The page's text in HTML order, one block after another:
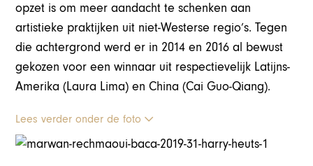
opzet is om meer aandacht te schenken aan
artistieke praktijken uit niet-Westerse regio’s. Tegen
die achtergrond werd er in 2014 en 2016 al bewust
gekozen voor een winnaar uit respectievelijk Latijns-
Amerika (Laura Lima) en China (Cai Guo-Qiang).
Lees verder onder de foto